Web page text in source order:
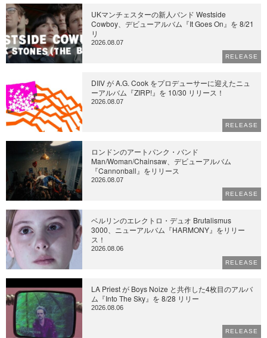
UKマンチェスターの新人バンド Westside
Cowboy、デビューアルバム『It Goes On』を 8/21
リ
2026.08.07
RELEASE
DIIV が A.G. Cook をプロデューサーに迎えたニュ
ーアルバム『ZIRP!』を 10/30 リリース！
2026.08.07
RELEASE
ロンドンのアートパンク・バンド
Man/Woman/Chainsaw、デビューアルバム
『Cannonball』をリリース
2026.08.07
RELEASE
ベルリンのエレクトロ・デュオ Brutalismus
3000、ニューアルバム『HARMONY』をリリー
ス！
2026.08.06
RELEASE
LA Priest が Boys Noize と共作した4枚目のアルバ
ム『Into The Sky』を 8/28 リリー
2026.08.06
RELEASE